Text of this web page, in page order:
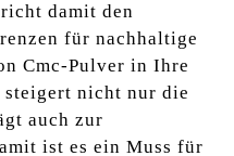
damit den
für nachhaltige
Cmc-Pulver in Ihre
nicht nur die
auch zur
ist es ein Muss für